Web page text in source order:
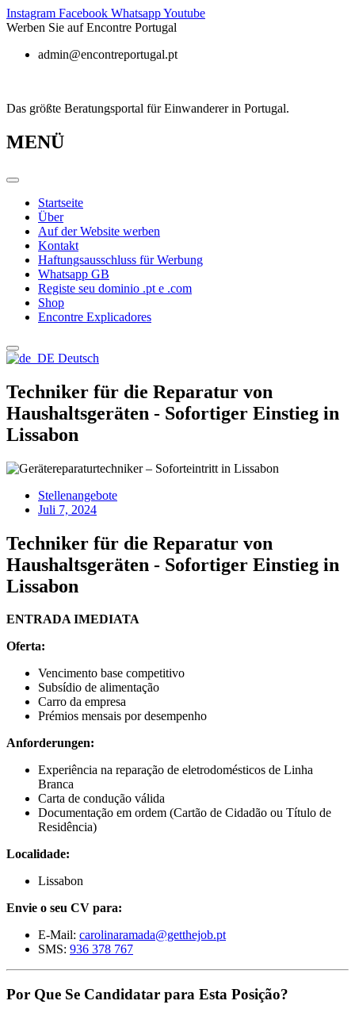
Zum
Inhalt
Instagram Facebook WhatsappYoutube
Werben Sie auf Encontre Portugal
admin@encontreportugal.pt
Das größte Beratungsportal für Einwanderer in Portugal.
MENÜ
Startseite
Über
Auf der Website werben
Kontakt
Haftungsausschluss für Werbung
Whatsapp GB
Registe seu dominio .pt e .com
Shop
Encontre Explicadores
Deutsch
Techniker für die Reparatur von
Haushaltsgeräten - Sofortiger Einstieg in
Lissabon
Stellenangebote
Juli 7, 2024
Techniker für die Reparatur von
Haushaltsgeräten - Sofortiger Einstieg in
Lissabon
ENTRADA IMEDIATA
Oferta:
Vencimento base competitivo
Subsídio de alimentação
Carro da empresa
Prémios mensais por desempenho
Anforderungen:
Experiência na reparação de eletrodomésticos de Linha
Branca
Carta de condução válida
Documentação em ordem (Cartão de Cidadão ou Título de
Residência)
Localidade:
Lissabon
Envie o seu CV para:
E-Mail: carolinaramada@getthejob.pt
SMS: 936 378 767
Por Que Se Candidatar para Esta Posição?